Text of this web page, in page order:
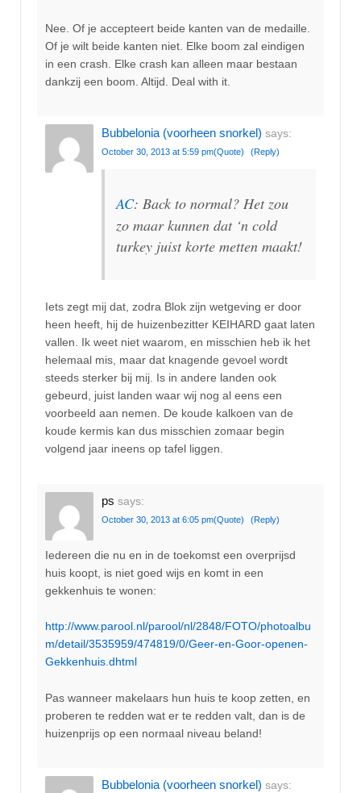
Nee. Of je accepteert beide kanten van de medaille.
Of je wilt beide kanten niet. Elke boom zal eindigen
in een crash. Elke crash kan alleen maar bestaan
dankzij een boom. Altijd. Deal with it.
Bubbelonia (voorheen snorkel) says:
October 30, 2013 at 5:59 pm(Quote) (Reply)
AC: Back to normal? Het zou
zo maar kunnen dat ‘n cold
turkey juist korte metten maakt!
Iets zegt mij dat, zodra Blok zijn wetgeving er door
heen heeft, hij de huizenbezitter KEIHARD gaat laten
vallen. Ik weet niet waarom, en misschien heb ik het
helemaal mis, maar dat knagende gevoel wordt
steeds sterker bij mij. Is in andere landen ook
gebeurd, juist landen waar wij nog al eens een
voorbeeld aan nemen. De koude kalkoen van de
koude kermis kan dus misschien zomaar begin
volgend jaar ineens op tafel liggen.
ps says:
October 30, 2013 at 6:05 pm(Quote) (Reply)
Iedereen die nu en in de toekomst een overprijsd
huis koopt, is niet goed wijs en komt in een
gekkenhuis te wonen:
http://www.parool.nl/parool/nl/2848/FOTO/photoalbu
m/detail/3535959/474819/0/Geer-en-Goor-openen-
Gekkenhuis.dhtml
Pas wanneer makelaars hun huis te koop zetten, en
proberen te redden wat er te redden valt, dan is de
huizenprijs op een normaal niveau beland!
Bubbelonia (voorheen snorkel) says: